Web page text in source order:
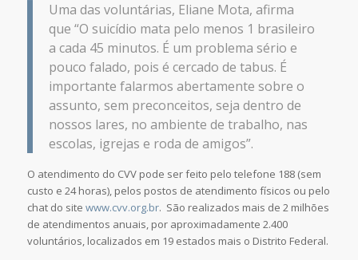
Uma das voluntárias, Eliane Mota, afirma
que “O suicídio mata pelo menos 1 brasileiro
a cada 45 minutos. É um problema sério e
pouco falado, pois é cercado de tabus. É
importante falarmos abertamente sobre o
assunto, sem preconceitos, seja dentro de
nossos lares, no ambiente de trabalho, nas
escolas, igrejas e roda de amigos”.
O atendimento do CVV pode ser feito pelo telefone 188 (sem
custo e 24 horas), pelos postos de atendimento físicos ou pelo
chat do site www.cvv.org.br. São realizados mais de 2 milhões
de atendimentos anuais, por aproximadamente 2.400
voluntários, localizados em 19 estados mais o Distrito Federal.